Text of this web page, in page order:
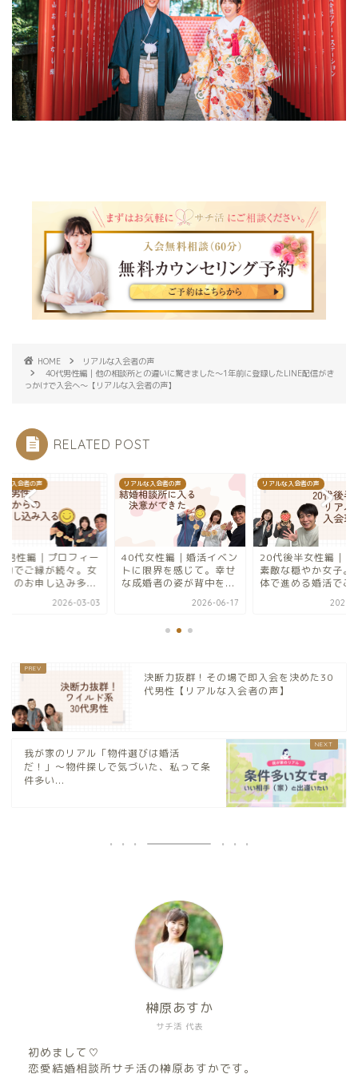
HOME
リアルな入会者の声
40代男性編｜他の相談所との違いに驚きました〜1年前に登録したLINE配信がき
っかけで入会へ〜【リアルな入会者の声】
RELATED POST
な入会者の声
男性編｜プロフィー
力でご縁が続々。女
らのお申し込み多...
2026-03-03
リアルな入会者の声
40代女性編｜婚活イベン
トに限界を感じて。幸せ
な成婚者の姿が背中を...
2026-06-17
リアルな入会者の声
20代後半女性編｜笑
素敵な穏やか女子。
体で進める婚活でご
2025-
決断力抜群！その場で即入会を決めた30
代男性【リアルな入会者の声】
我が家のリアル「物件選びは婚活
だ！」〜物件探しで気づいた、私って条
件多い...
サチ活 代表
榊原あすか
初めまして♡
恋愛結婚相談所サチ活の榊原あすかです。